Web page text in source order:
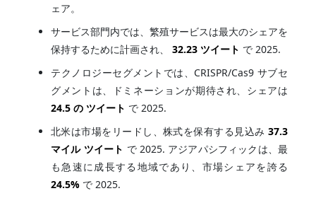
ェア。
サービス部門内では、繁殖サービスは最大のシェアを
保持するために計画され、 32.23 ツイート で 2025.
テクノロジーセグメントでは、CRISPR/Cas9 サブセ
グメントは、ドミネーションが期待され、シェアは
24.5 の ツイート で 2025.
北米は市場をリードし、株式を保有する見込み 37.3
マイル ツイート で 2025. アジアパシフィックは、最
も急速に成長する地域であり、市場シェアを誇る
24.5% で 2025.